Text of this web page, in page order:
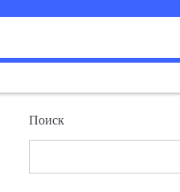
Поиск